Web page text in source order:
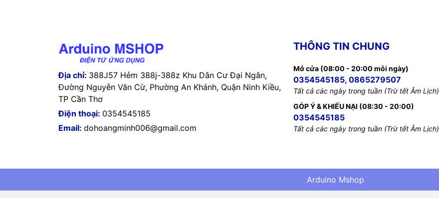
Địa chỉ: 388J57 Hẻm 388j-388z Khu Dân Cư Đại Ngân,
Đường Nguyễn Văn Cừ, Phường An Khánh, Quận Ninh Kiều,
TP Cần Thơ
Điện thoại: 0354545185
Email: dohoangminh006@gmail.com
THÔNG TIN CHUNG
Mở cửa (08:00 - 20:00 mỗi ngày)
0354545185, 0865279507
Tất cả các ngày trong tuần (Trừ tết Âm Lịch)
GÓP Ý & KHIẾU NẠI (08:30 - 20:00)
0354545185
Tất cả các ngày trong tuần (Trừ tết Âm Lịch)
Arduino Mshop